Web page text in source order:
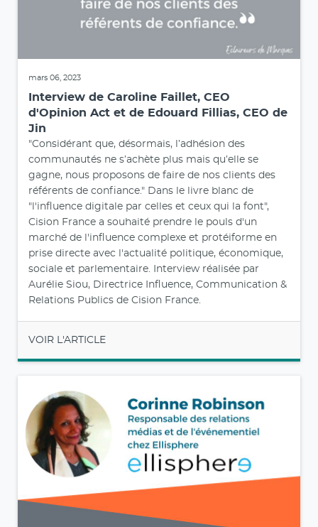
mars 06, 2023
Interview de Caroline Faillet, CEO
d'Opinion Act et de Edouard Fillias, CEO de
Jin
"Considérant que, désormais, l’adhésion des
communautés ne s’achète plus mais qu’elle se
gagne, nous proposons de faire de nos clients des
référents de confiance." Dans le livre blanc de
"l'influence digitale par celles et ceux qui la font",
Cision France a souhaité prendre le pouls d'un
marché de l'influence complexe et protéiforme en
prise directe avec l'actualité politique, économique,
sociale et parlementaire. Interview réalisée par
Aurélie Siou, Directrice Influence, Communication &
Relations Publics de Cision France.
VOIR L'ARTICLE